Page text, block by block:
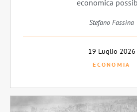
economica
Stefano Fassina
19 Luglio 2026
ECONOMIA